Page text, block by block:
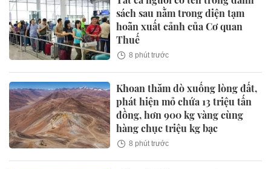
sách sau nằm trong diện tạm
hoãn xuất cảnh của Cơ quan
Thuế
8 phút trước
Khoan thăm dò xuống lòng đất,
phát hiện mỏ chứa 13 triệu tấn
đồng, hơn 900 kg vàng cùng
hàng chục triệu kg bạc
8 phút trước